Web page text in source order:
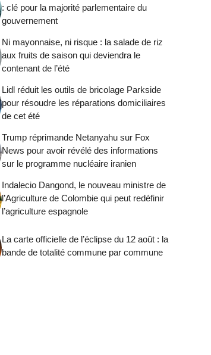
: clé pour la majorité parlementaire du
gouvernement
Ni mayonnaise, ni risque : la salade de riz
aux fruits de saison qui deviendra le
contenant de l’été
Lidl réduit les outils de bricolage Parkside
pour résoudre les réparations domiciliaires
de cet été
Trump réprimande Netanyahu sur Fox
News pour avoir révélé des informations
sur le programme nucléaire iranien
Indalecio Dangond, le nouveau ministre de
l’Agriculture de Colombie qui peut redéfinir
l’agriculture espagnole
La carte officielle de l’éclipse du 12 août : la
bande de totalité commune par commune